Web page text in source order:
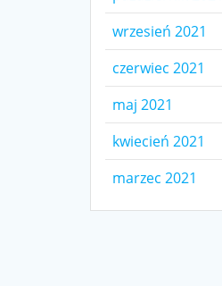
wrzesień 2021
czerwiec 2021
maj 2021
kwiecień 2021
marzec 2021